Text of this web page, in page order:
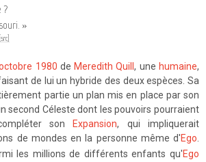
?
»
[src]
1980 de Meredith Quill, une humaine,
de lui un hybride des deux espèces. Sa
partie un plan mis en place par son
second Céleste dont les pouvoirs pourraient
son Expansion, qui impliquerait
de mondes en la personne même d'Ego.
les millions de différents enfants qu'Ego